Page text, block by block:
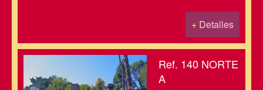
+ Detalles
Ref. 140 NORTE
A